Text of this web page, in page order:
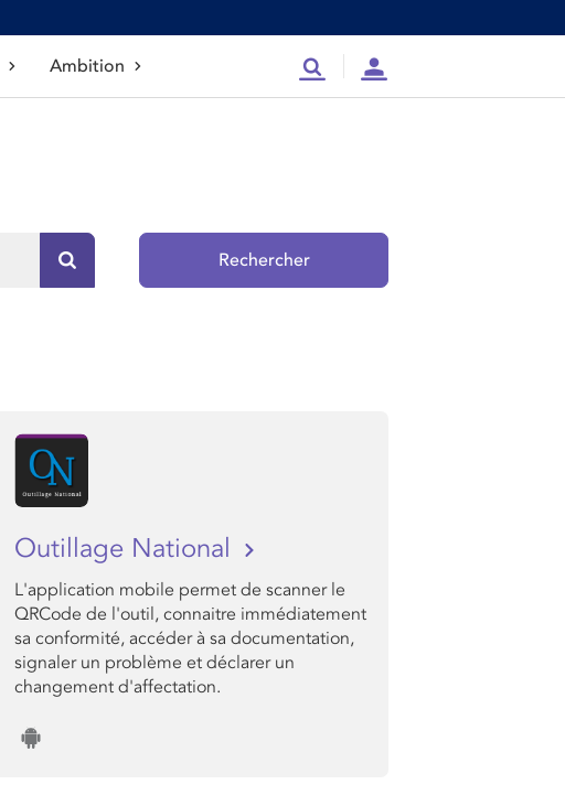
Ambition RechercheCompte
Rechercher sur le site
Rechercher
Outillage National
L'application mobile permet de scanner le
QRCode de l'outil, connaitre immédiatement
sa conformité, accéder à sa documentation,
signaler un problème et déclarer un
changement d'affectation.